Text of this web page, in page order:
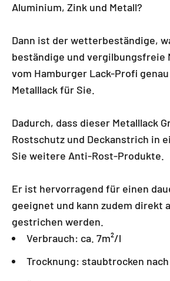
Aluminium, Zink und Metall?
Dann ist der wetterbeständige,
beständige und vergilbungsfreie
vom Hamburger Lack-Profi
Metalllack für Sie.
Dadurch, dass dieser Metalllack
Rostschutz und Deckanstrich in
Sie weitere Anti-Rost-Produkte.
Er ist hervorragend für einen
geeignet und kann zudem direkt
gestrichen werden.
Verbrauch: ca. 7m²/l
Trocknung: staubtrocken